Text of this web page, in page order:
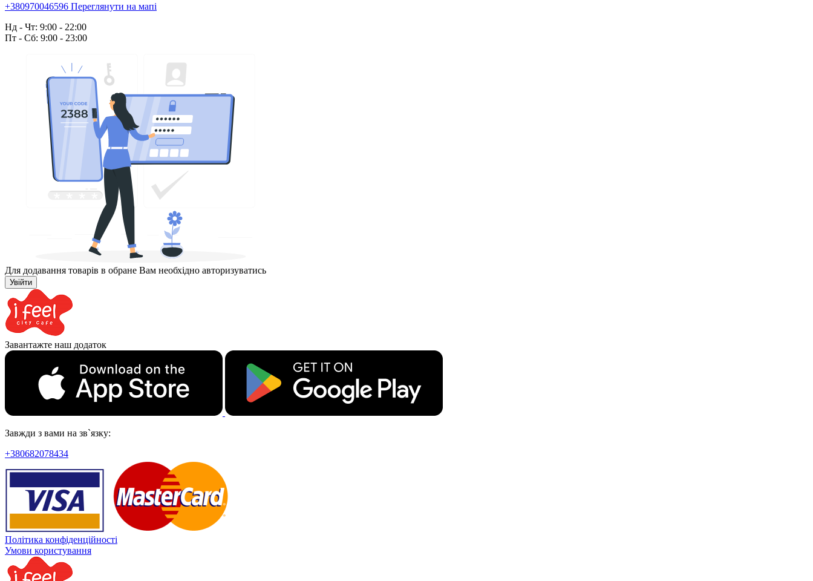
+380970046596 Переглянути на мапі
Нд - Чт: 9:00 - 22:00
Пт - Сб: 9:00 - 23:00
Для додавання товарів в обране Вам необхідно авторизуватись
Увійти
Завантажте наш додаток
Завжди з вами на зв`язку:
+380682078434
Політика конфіденційності
Умови користування